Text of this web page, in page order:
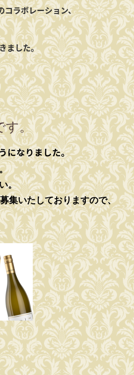
ラボレーション、
ました。
す。
になりました。
。
集いたしておりますので、